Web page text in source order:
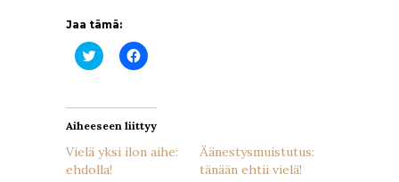
Jaa tämä:
Jaa
Twitterissä(Avautuu
Jaa
Facebookissa(Avautuu
Aiheeseen liittyy
Vielä yksi ilon aihe:
ehdolla!
Äänestysmuistutus:
tänään ehtii vielä!